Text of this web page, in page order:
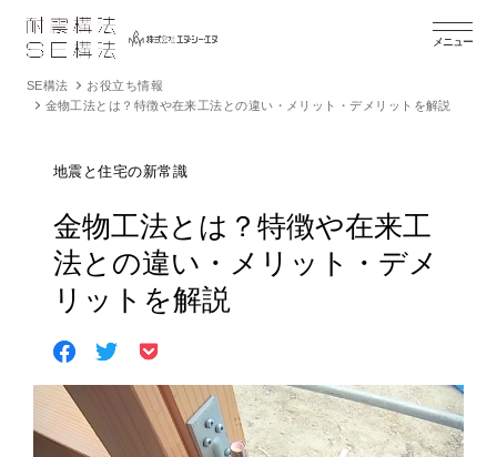
メニュー
SE構法
お役立ち情報
金物工法とは？特徴や在来工法との違い・メリット・デメリットを解説
地震と住宅の新常識
金物工法とは？特徴や在来工
法との違い・メリット・デメ
リットを解説